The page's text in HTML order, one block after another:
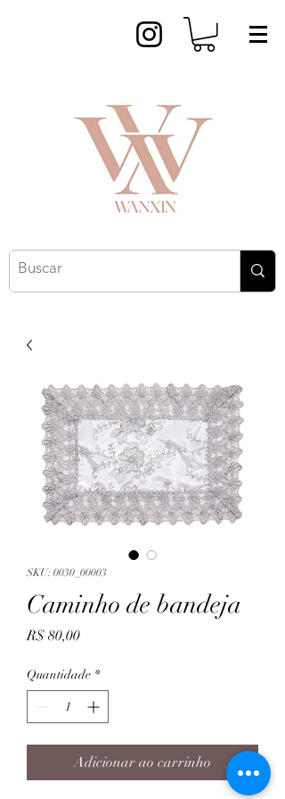
SKU: 0030_00003
Caminho de bandeja
R$ 80,00Preço
Quantidade *
Adicionar ao carrinho